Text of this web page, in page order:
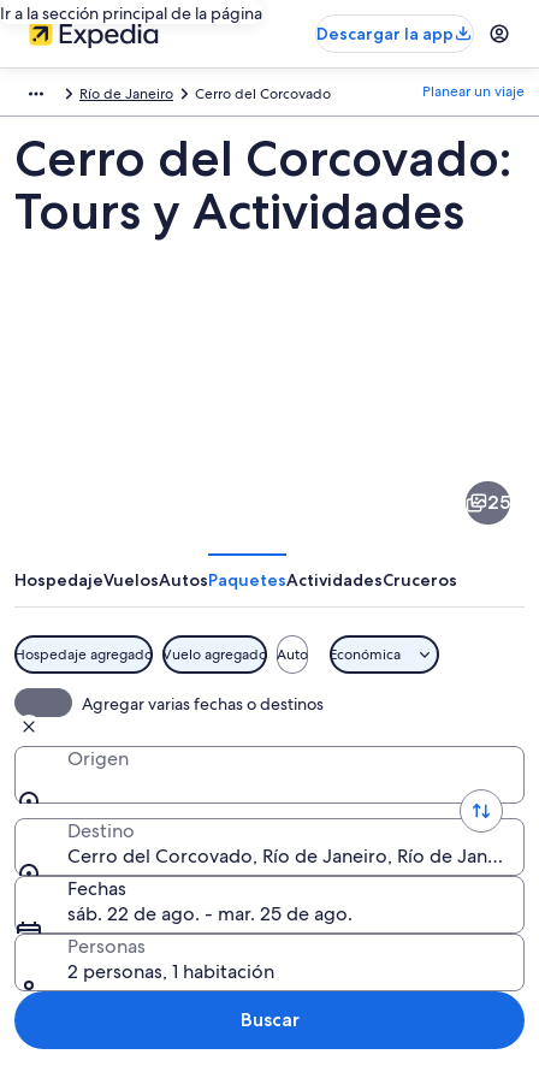
Ir a la sección principal de la página
Descargar la app
Río de Janeiro Cerro del Corcovado Planear un viaje
Cerro del Corcovado:
Tours y Actividades
25
HospedajeVuelosAutosPaquetesActividadesCruceros
Hospedaje agregado Vuelo agregado Auto Económica
Agregar varias fechas o destinos
Origen
Destino
Cerro del Corcovado, Río de Janeiro, Río de Janeiro
Fechas
sáb. 22 de ago. - mar. 25 de ago.
Personas
2 personas, 1 habitación
Buscar